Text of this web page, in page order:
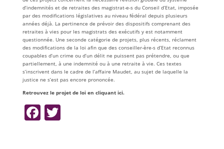
d’indemnités et de retraites des magistrat-e-s du Conseil d’Etat, imposée
par des modifications législatives au niveau fédéral depuis plusieurs
années déjà. La pertinence de prévoir des dispositifs comprenant des
retraites à vies pour les magistrats des exécutifs y est notamment
questionnée. Une seconde catégorie de projets, plus récents, réclament
des modifications de la loi afin que des conseiller-ère-s d’Etat reconnus
coupables d’un crime ou d’un délit ne puissent pas prétendre, ou que
partiellement, à une indemnité ou à une retraite à vie. Ces textes
s’inscrivent dans le cadre de l’affaire Maudet, au sujet de laquelle la
justice ne s’est pas encore prononcée.
Retrouvez le projet de loi en cliquant ici.
F T